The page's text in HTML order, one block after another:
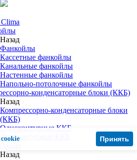
Назад
Фанкойлы
Кассетные фанкойлы
Канальные фанкойлы
Настенные фанкойлы
Напольно-потолочные фанкойлы
конденсаторные блоки (ККБ)
Назад
Компрессорно-конденсаторные блоки
(ККБ)
Одноконтурные ККБ
Двухконтурные ККБ
Назад
cookie Принять